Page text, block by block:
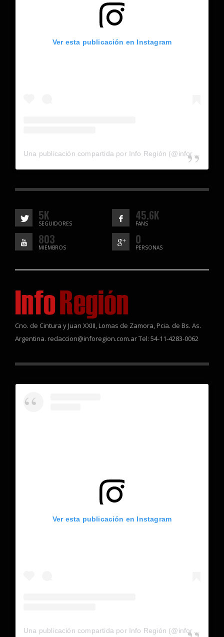
Ver esta publicación en Instagram
5K
SEGUIDORES
45.6K
FANS
803
MIEMBROS
0
PERSONAS
Cno. de Cintura y Juan XXIII, Lomas de Zamora, Pcia. de Bs. As.
Argentina. redaccion@inforegion.com.ar Tel: 54-11-4283-0062
Ver esta publicación en Instagram